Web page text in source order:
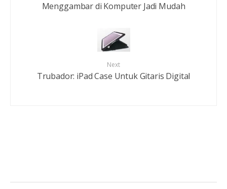
Menggambar di Komputer Jadi Mudah
Next
Trubador: iPad Case Untuk Gitaris Digital